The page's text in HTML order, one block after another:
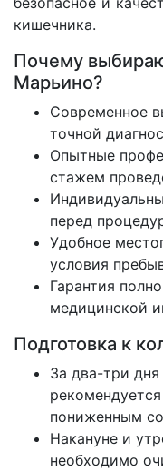
кишечника.
Почему
Марьино?
Современное
точной
Опытные
стажем
перед
Удобное
условия
Гарантия
медицинской
Подготовка к
За два-три
пониженным
Накануне и
необходимо